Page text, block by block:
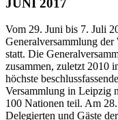
Vom 29. Juni bis 7. Juli
Generalversammlung
statt. Die
zusammen, zuletzt 2010
höchste
Versammlung in Leipzig
100 Nationen teil. Am
Delegierten und Gäste